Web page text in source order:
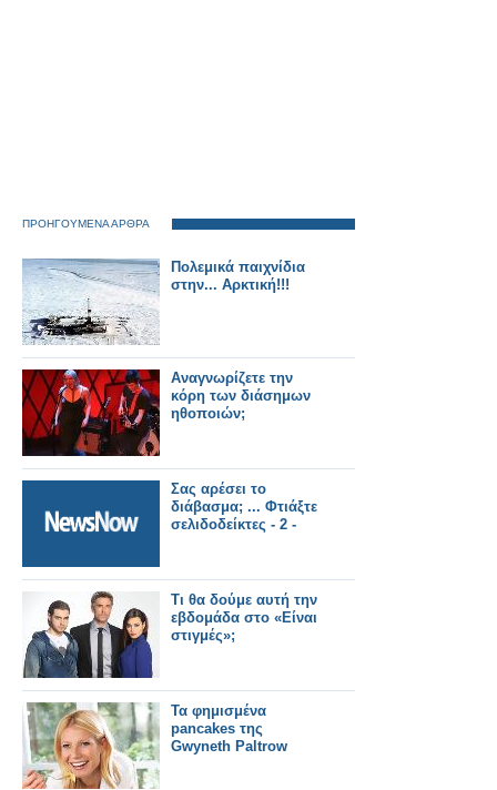
ΠΡΟΗΓΟΥΜΕΝΑ ΑΡΘΡΑ
Πολεμικά παιχνίδια
στην... Αρκτική!!!
Αναγνωρίζετε την
κόρη των διάσημων
ηθοποιών;
Σας αρέσει το
διάβασμα; ... Φτιάξτε
σελιδοδείκτες - 2 -
Τι θα δούμε αυτή την
εβδομάδα στο «Είναι
στιγμές»;
Τα φημισμένα
pancakes της
Gwyneth Paltrow